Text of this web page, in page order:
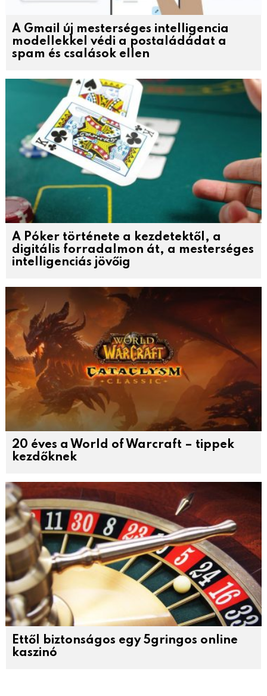
A Gmail új mesterséges intelligencia
modellekkel védi a postaládádat a
spam és csalások ellen
A Póker története a kezdetektől, a
digitális forradalmon át, a mesterséges
intelligenciás jövőig
20 éves a World of Warcraft – tippek
kezdőknek
Ettől biztonságos egy 5gringos online
kaszinó